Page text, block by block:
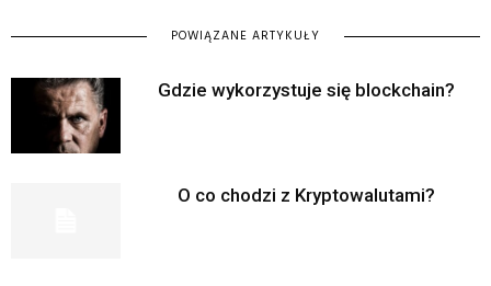
POWIĄZANE ARTYKUŁY
Gdzie wykorzystuje się blockchain?
O co chodzi z Kryptowalutami?